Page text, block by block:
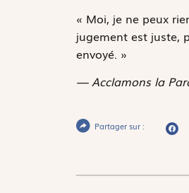
« Moi, je ne peux
jugement est juste,
envoyé. »
— Acclamons la
Partager sur :